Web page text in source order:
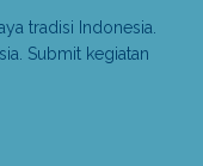
tradisi Indonesia.
Submit kegiatan